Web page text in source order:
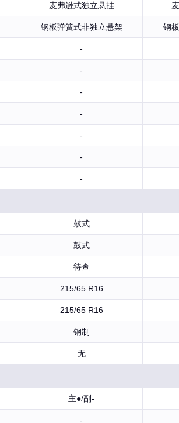
麦弗逊式独立悬挂
钢板弹簧式非独立悬架 钢
-
-
-
-
-
-
-
鼓式
鼓式
待查
215/65 R16
215/65 R16
钢制
无
主●/副-
-